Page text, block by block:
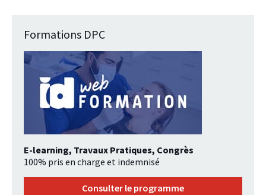
Formations DPC
E-learning, Travaux Pratiques, Congrès
100% pris en charge et indemnisé
Consulter le programme